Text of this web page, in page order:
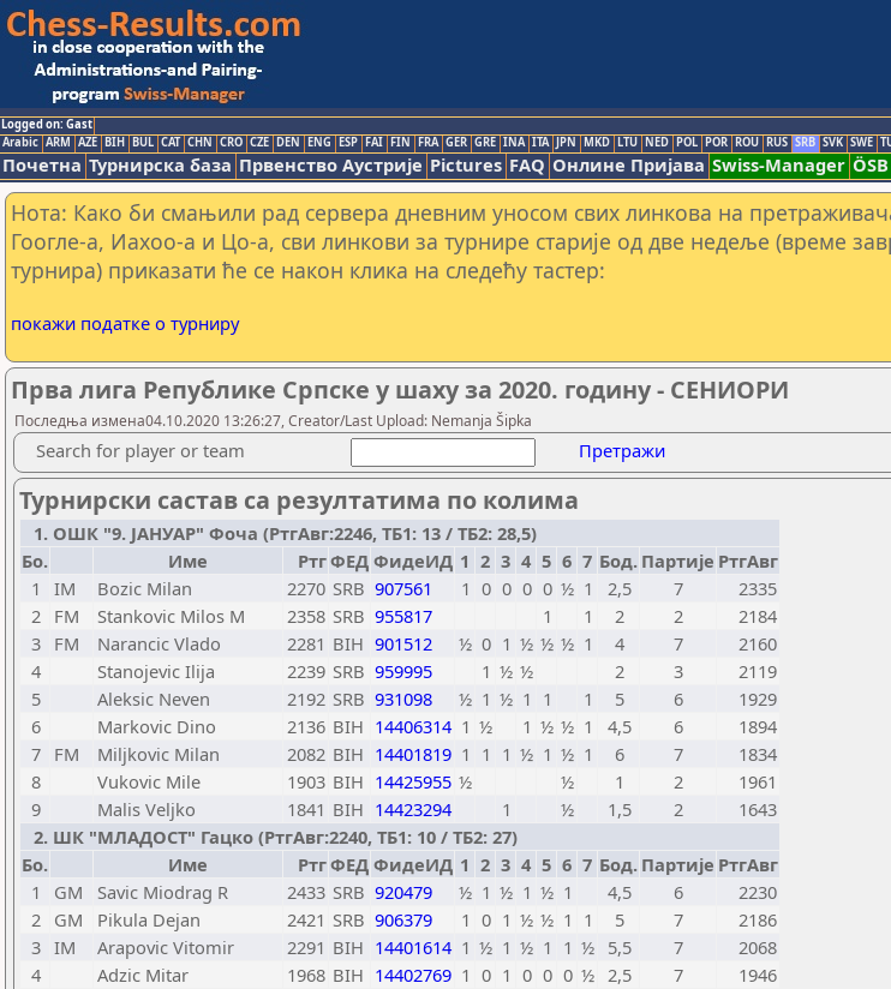
Logged on: Gast
Arabic ARM AZE BIH BUL CAT CHN CRO CZE DEN ENG ESP FAI FIN FRA GER GRE INA ITA JPN MKD LTU NED POL POR ROU RUS SRB SVK SWE
Почетна Турнирска база Првенство Аустрије Pictures FAQ Онлине Пријава Swiss-Manager ÖSB
Нота: Како би смањили рад сервера дневним уносом свих линкова на
Гоогле-а, Иахоо-а и Цо-а, сви линкови за турнире старије од две недеље (време
турнира) приказати ће се након клика на следећу тастер:
покажи податке о турниру
Прва лига Републике Српске у шаху за 2020. годину - СЕНИОРИ
Последња измена04.10.2020 13:26:27, Creator/Last Upload: Nemanja Šipka
Search for player or team Претражи
Турнирски састав са резултатима по колима
1. ОШК "9. ЈАНУАР" Фоча (РтгАвг:2246, ТБ1: 13 / ТБ2: 28,5)
Бо.
Име РтгФЕД ФидеИД 1 2 3 4 5 6 7 Бод. Партије РтгАвг
1
IM Bozic Milan 2270 SRB 907561 1 0 0 0 0 ½ 1 2,5 7
2335
2
FM Stankovic Milos M 2358 SRB 955817 1 1 2 2
2184
3
FM Narancic Vlado 2281 BIH 901512 ½ 0 1 ½ ½ ½ 1 4 7
2160
4
Stanojevic Ilija 2239 SRB 959995 1 ½ ½ 2 3
2119
5
Aleksic Neven 2192 SRB 931098 ½ 1 ½ 1 1 1 5 6
1929
6
Markovic Dino 2136 BIH 14406314 1 ½ 1 ½ ½ 1 4,5 6
1894
7
FM Miljkovic Milan 2082 BIH 14401819 1 1 1 ½ 1 ½ 1 6 7
1834
8
Vukovic Mile 1903 BIH 14425955 ½ ½ 1 2
1961
9
Malis Veljko 1841 BIH 14423294 1 ½ 1,5 2
1643
2. ШК "МЛАДОСТ" Гацко (РтгАвг:2240, ТБ1: 10 / ТБ2: 27)
Бо.
Име РтгФЕД ФидеИД 1 2 3 4 5 6 7 Бод. Партије РтгАвг
1
GM Savic Miodrag R 2433 SRB 920479 ½ 1 ½ 1 ½ 1 4,5 6
2230
2
GM Pikula Dejan 2421 SRB 906379 1 0 1 ½ ½ 1 1 5 7
2186
3 IM Arapovic Vitomir 2291 BIH 14401614 1 ½ 1 ½ 1 1 ½ 5,5 7
2068
4
Adzic Mitar 1968 BIH 14402769 1 0 1 0 0 0 ½ 2,5 7
1946